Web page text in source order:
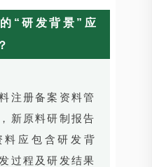
“研发背景”应
注册备案资料管
新原料研制报告
料应包含研发背
过程及研发结果